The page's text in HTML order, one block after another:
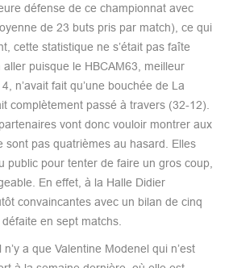
défense de ce championnat avec
de 23 buts pris par match), ce qui
cette statistique ne s’était pas faîte
puisque le HBCAM63, meilleur
n’avait fait qu’une bouchée de La
complètement passé à travers (32-12).
vont donc vouloir montrer aux
sont pas quatrièmes au hasard. Elles
public pour tenter de faire un gros coup,
En effet, à la Halle Didier
convaincantes avec un bilan de cinq
en sept matchs.
a que Valentine Modenel qui n’est